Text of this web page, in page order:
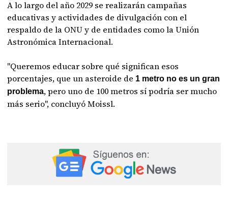
A lo largo del año 2029 se realizarán campañas
educativas y actividades de divulgación con el
respaldo de la ONU y de entidades como la Unión
Astronómica Internacional.
"Queremos educar sobre qué significan esos
porcentajes, que un asteroide de 1 metro no es un gran
problema, pero uno de 100 metros sí podría ser mucho
más serio", concluyó Moissl.